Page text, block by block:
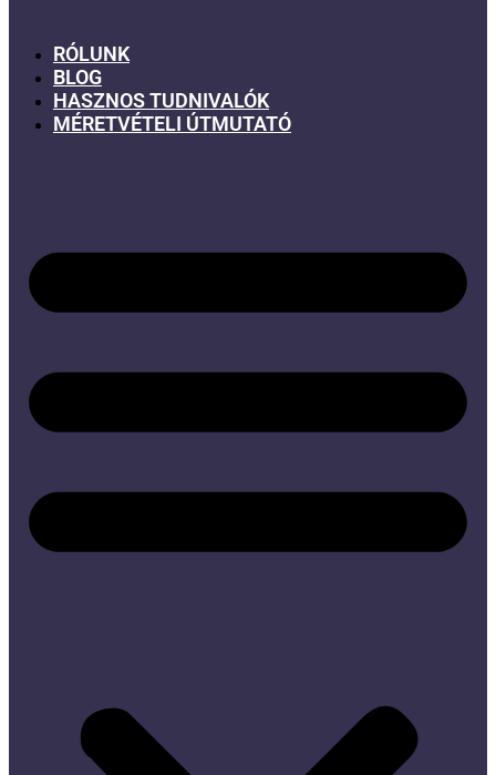
RÓLUNK
BLOG
HASZNOS TUDNIVALÓK
MÉRETVÉTELI ÚTMUTATÓ